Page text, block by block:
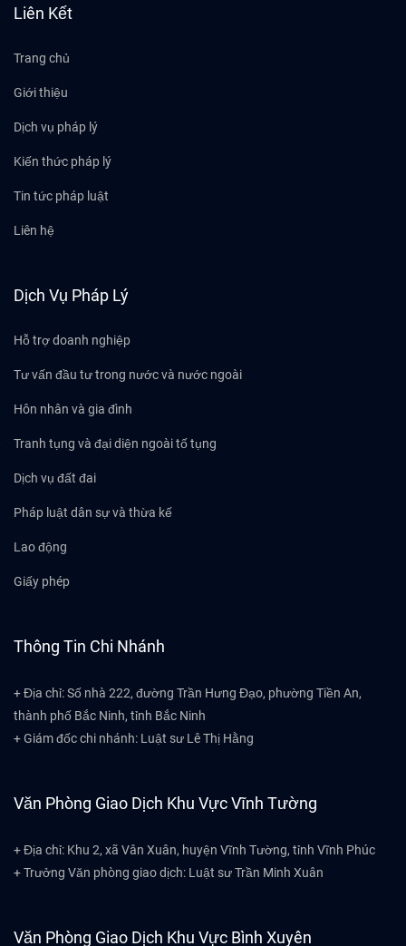
Liên Kết
Trang chủ
Giới thiệu
Dịch vụ pháp lý
Kiến thức pháp lý
Tin tức pháp luật
Liên hệ
Dịch Vụ Pháp Lý
Hỗ trợ doanh nghiệp
Tư vấn đầu tư trong nước và nước ngoài
Hôn nhân và gia đình
Tranh tụng và đại diện ngoài tố tụng
Dịch vụ đất đai
Pháp luật dân sự và thừa kế
Lao động
Giấy phép
Thông Tin Chi Nhánh
+ Địa chỉ: Số nhà 222, đường Trần Hưng Đạo, phường Tiền An,
thành phố Bắc Ninh, tỉnh Bắc Ninh
+ Giám đốc chi nhánh: Luật sư Lê Thị Hằng
Văn Phòng Giao Dịch Khu Vực Vĩnh Tường
+ Địa chỉ: Khu 2, xã Vân Xuân, huyện Vĩnh Tường, tỉnh Vĩnh Phúc
+ Trưởng Văn phòng giao dịch: Luật sư Trần Minh Xuân
Văn Phòng Giao Dịch Khu Vực Bình Xuyên